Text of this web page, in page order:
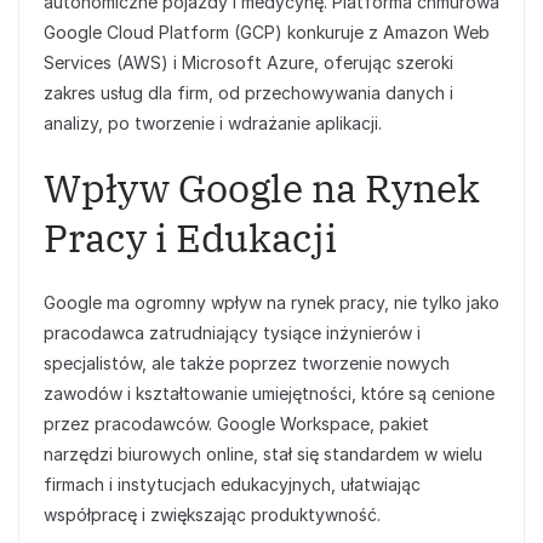
Google Cloud Platform (GCP) konkuruje z Amazon Web
Services (AWS) i Microsoft Azure, oferując szeroki
zakres usług dla firm, od przechowywania danych i
analizy, po tworzenie i wdrażanie aplikacji.
Wpływ Google na Rynek
Pracy i Edukacji
Google ma ogromny wpływ na rynek pracy, nie tylko jako
pracodawca zatrudniający tysiące inżynierów i
specjalistów, ale także poprzez tworzenie nowych
zawodów i kształtowanie umiejętności, które są cenione
przez pracodawców. Google Workspace, pakiet
narzędzi biurowych online, stał się standardem w wielu
firmach i instytucjach edukacyjnych, ułatwiając
współpracę i zwiększając produktywność.